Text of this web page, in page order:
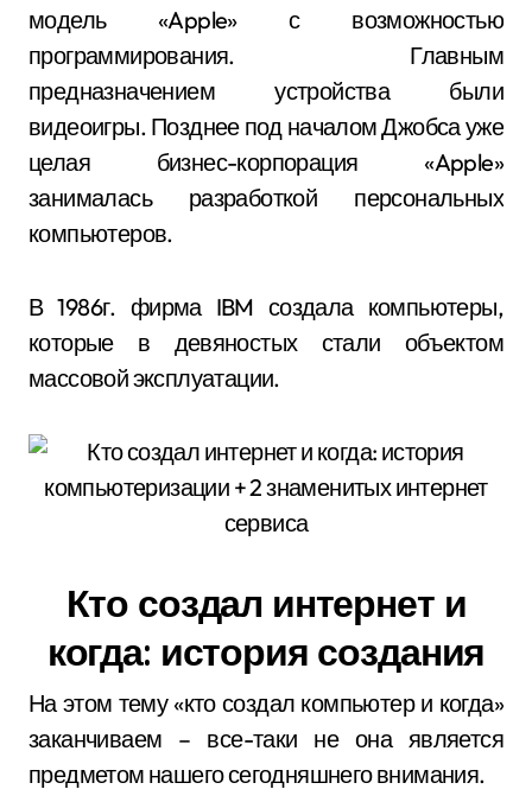
модель «Apple» с возможностью
программирования. Главным
предназначением устройства были
видеоигры. Позднее под началом Джобса уже
целая бизнес-корпорация «Apple»
занималась разработкой персональных
компьютеров.
В 1986г. фирма IBM создала компьютеры,
которые в девяностых стали объектом
массовой эксплуатации.
Кто создал интернет и
когда: история создания
На этом тему «кто создал компьютер и когда»
заканчиваем – все-таки не она является
предметом нашего сегодняшнего внимания.